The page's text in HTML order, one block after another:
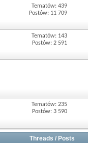
Tematów: 439
Postów: 11 709
Tematów: 143
Postów: 2 591
Tematów: 235
Postów: 3 590
Threads / Posts